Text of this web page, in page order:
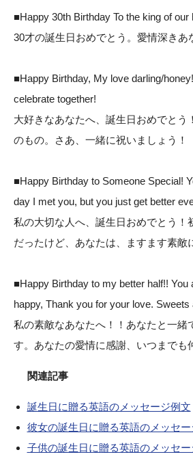
■Happy 30th Birthday To the king of our
30才の誕生日おめでとう。愛情深きあ
■Happy Birthday, My love darling/
celebrate together!
大好きなあなたへ、誕生日おめでとう
のもの。さあ、一緒に祝いましょう！
■Happy Birthday to Someone Special!
day I met you, but you just get better
私の大切な人へ、誕生日おめでとう！
だったけど、あなたは、ますます素敵
■Happy Birthday to my better half!!
happy, Thank you for your love. Sweets
私の素敵なあなたへ！！あなたと一緒
す。あなたの愛情に感謝、いつまでも
関連記事
誕生日に贈る英語のメッセージ例文
彼女の誕生日に贈る英語のメッセー
子供の誕生日に贈る英語のメッセー